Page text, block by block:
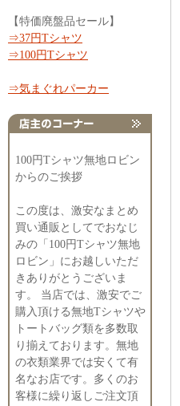
【特価廃盤品セール】
⇒37円Tシャツ
⇒100円Tシャツ
⇒気まぐれパーカー
100円Tシャツ無地ロビン
からのご挨拶
この度は、激安なまとめ
買い通販としてでおなじ
みの「100円Tシャツ無地
ロビン」にお越しいただ
きありがとうございま
す。 当店では、激安でご
購入頂ける無地Tシャツや
トートバッグ類を多数取
り揃えております。無地
の衣類業界では安くて有
名なお店です。多くのお
客様に繰り返しご注文頂